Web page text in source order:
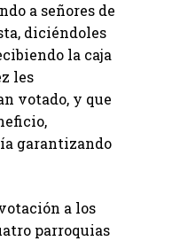
a señores de
diciéndoles
la caja
les
votado, y que
garantizando
a los
parroquias